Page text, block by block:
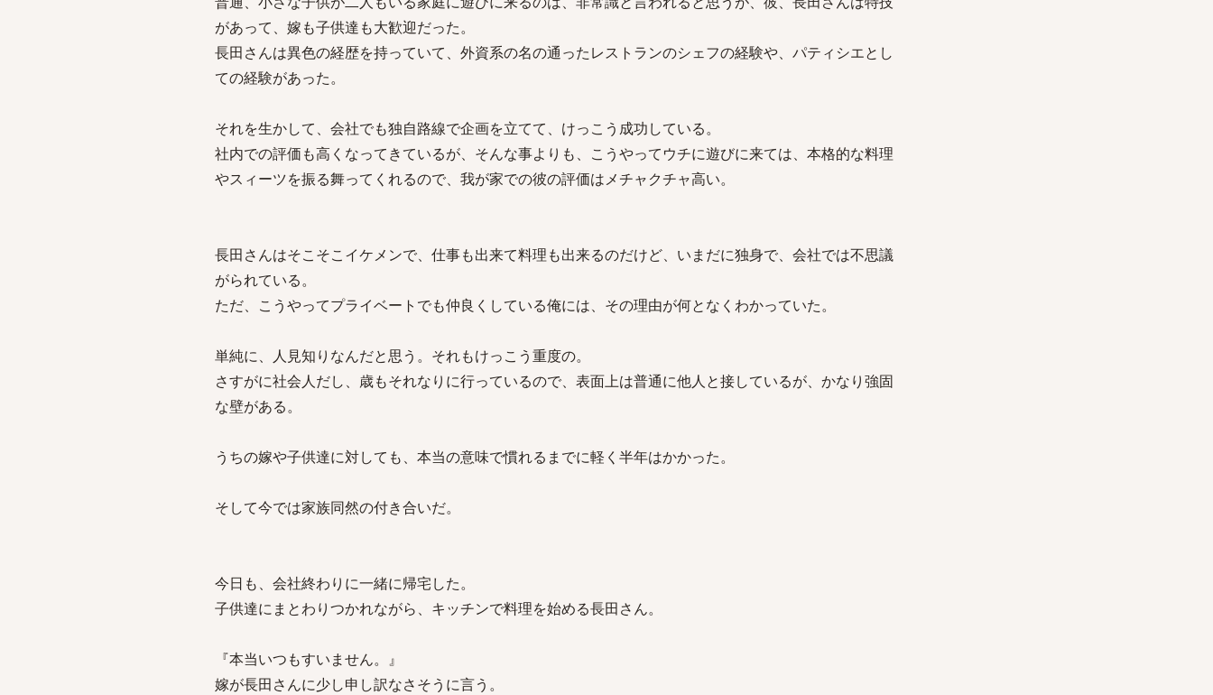
があって、嫁も子供達も大歓迎だった。
長田さんは異色の経歴を持っていて、外資系の名の通ったレストランのシェフの経験や、パティシエとし
ての経験があった。
それを生かして、会社でも独自路線で企画を立てて、けっこう成功している。
社内での評価も高くなってきているが、そんな事よりも、こうやってウチに遊びに来ては、本格的な料理
やスィーツを振る舞ってくれるので、我が家での彼の評価はメチャクチャ高い。
長田さんはそこそこイケメンで、仕事も出来て料理も出来るのだけど、いまだに独身で、会社では不思議
がられている。
ただ、こうやってプライベートでも仲良くしている俺には、その理由が何となくわかっていた。
単純に、人見知りなんだと思う。それもけっこう重度の。
さすがに社会人だし、歳もそれなりに行っているので、表面上は普通に他人と接しているが、かなり強固
な壁がある。
うちの嫁や子供達に対しても、本当の意味で慣れるまでに軽く半年はかかった。
そして今では家族同然の付き合いだ。
今日も、会社終わりに一緒に帰宅した。
子供達にまとわりつかれながら、キッチンで料理を始める長田さん。
『本当いつもすいません。』
嫁が長田さんに少し申し訳なさそうに言う。